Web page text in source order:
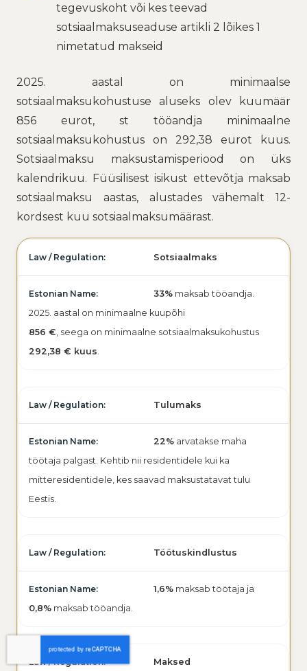
tegevuskoht või kes teevad
sotsiaalmaksuseaduse artikli 2 lõikes 1
nimetatud makseid
2025. aastal on minimaalse
sotsiaalmaksukohustuse aluseks olev kuumäär
856 eurot, st tööandja minimaalne
sotsiaalmaksukohustus on 292,38 eurot kuus.
Sotsiaalmaksu maksustamisperiood on üks
kalendrikuu. Füüsilisest isikust ettevõtja maksab
sotsiaalmaksu aastas, alustades vähemalt 12-
kordsest kuu sotsiaalmaksumäärast.
Sotsiaalmaks
33% maksab tööandja.
2025. aastal on minimaalne kuupõhi
856 € , seega on minimaalne sotsiaalmaksukohustus
292,38 € kuus
Tulumaks
22% arvatakse maha
töötaja palgast. Kehtib nii residentidele kui ka
mitteresidentidele, kes saavad maksustatavat tulu
Eestis.
Töötuskindlustus
1,6% maksab töötaja ja
0,8% maksab tööandja.
Maksed